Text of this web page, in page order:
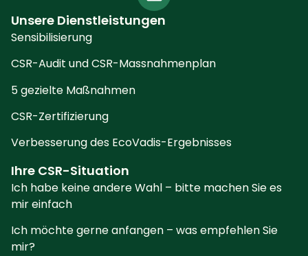
Unsere Dienstleistungen
Sensibilisierung
CSR-Audit und CSR-Massnahmenplan
5 gezielte Maßnahmen
CSR-Zertifizierung
Verbesserung des EcoVadis-Ergebnisses
Ihre CSR-Situation
Ich habe keine andere Wahl – bitte machen Sie es
mir einfach
Ich möchte gerne anfangen – was empfehlen Sie
mir?